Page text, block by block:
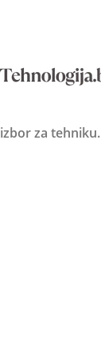
za tehniku.